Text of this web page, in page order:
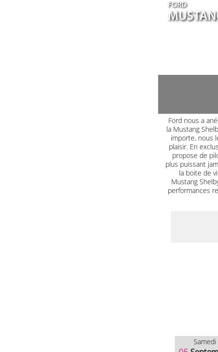
FORD
Ford nous a
la Mustang
importe, nous
plaisir. En
propose de
plus puissant
la boite de
Mustang
performances
Samedi